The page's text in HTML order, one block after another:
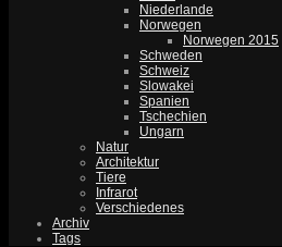
Niederlande
Norwegen
Norwegen 2015
Schweden
Schweiz
Slowakei
Spanien
Tschechien
Ungarn
Natur
Architektur
Tiere
Infrarot
Verschiedenes
Archiv
Tags